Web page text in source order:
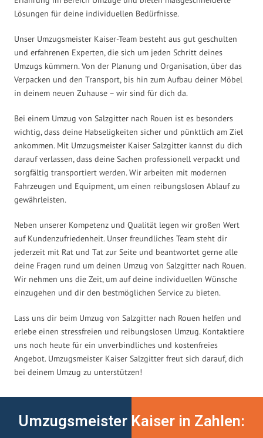
Lösungen für deine individuellen Bedürfnisse.
Unser Umzugsmeister Kaiser-Team besteht aus gut geschulten
und erfahrenen Experten, die sich um jeden Schritt deines
Umzugs kümmern. Von der Planung und Organisation, über das
Verpacken und den Transport, bis hin zum Aufbau deiner Möbel
in deinem neuen Zuhause – wir sind für dich da.
Bei einem Umzug von Salzgitter nach Rouen ist es besonders
wichtig, dass deine Habseligkeiten sicher und pünktlich am Ziel
ankommen. Mit Umzugsmeister Kaiser Salzgitter kannst du dich
darauf verlassen, dass deine Sachen professionell verpackt und
sorgfältig transportiert werden. Wir arbeiten mit modernen
Fahrzeugen und Equipment, um einen reibungslosen Ablauf zu
gewährleisten.
Neben unserer Kompetenz und Qualität legen wir großen Wert
auf Kundenzufriedenheit. Unser freundliches Team steht dir
jederzeit mit Rat und Tat zur Seite und beantwortet gerne alle
deine Fragen rund um deinen Umzug von Salzgitter nach Rouen.
Wir nehmen uns die Zeit, um auf deine individuellen Wünsche
einzugehen und dir den bestmöglichen Service zu bieten.
Lass uns dir beim Umzug von Salzgitter nach Rouen helfen und
erlebe einen stressfreien und reibungslosen Umzug. Kontaktiere
uns noch heute für ein unverbindliches und kostenfreies
Angebot. Umzugsmeister Kaiser Salzgitter freut sich darauf, dich
bei deinem Umzug zu unterstützen!
Umzugsmeister Kaiser in Zahlen: